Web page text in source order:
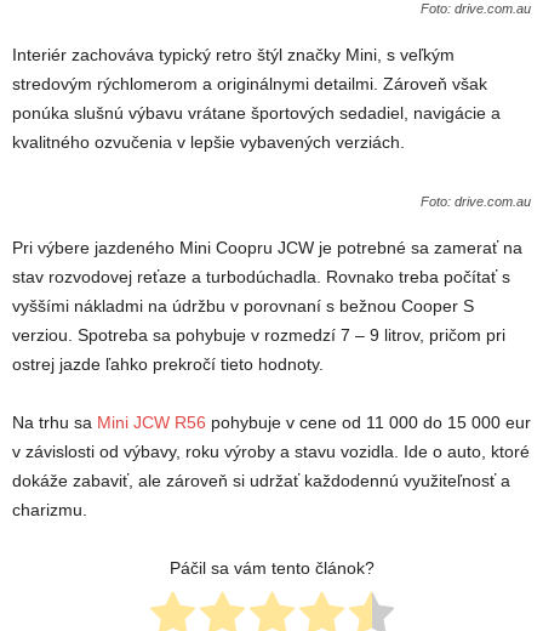
Foto: drive.com.au
Interiér zachováva typický retro štýl značky Mini, s veľkým
stredovým rýchlomerom a originálnymi detailmi. Zároveň však
ponúka slušnú výbavu vrátane športových sedadiel, navigácie a
kvalitného ozvučenia v lepšie vybavených verziách.
Foto: drive.com.au
Pri výbere jazdeného Mini Coopru JCW je potrebné sa zamerať na
stav rozvodovej reťaze a turbodúchadla. Rovnako treba počítať s
vyššími nákladmi na údržbu v porovnaní s bežnou Cooper S
verziou. Spotreba sa pohybuje v rozmedzí 7 – 9 litrov, pričom pri
ostrej jazde ľahko prekročí tieto hodnoty.
Na trhu sa Mini JCW R56 pohybuje v cene od 11 000 do 15 000 eur
v závislosti od výbavy, roku výroby a stavu vozidla. Ide o auto, ktoré
dokáže zabaviť, ale zároveň si udržať každodennú využiteľnosť a
charizmu.
Páčil sa vám tento článok?